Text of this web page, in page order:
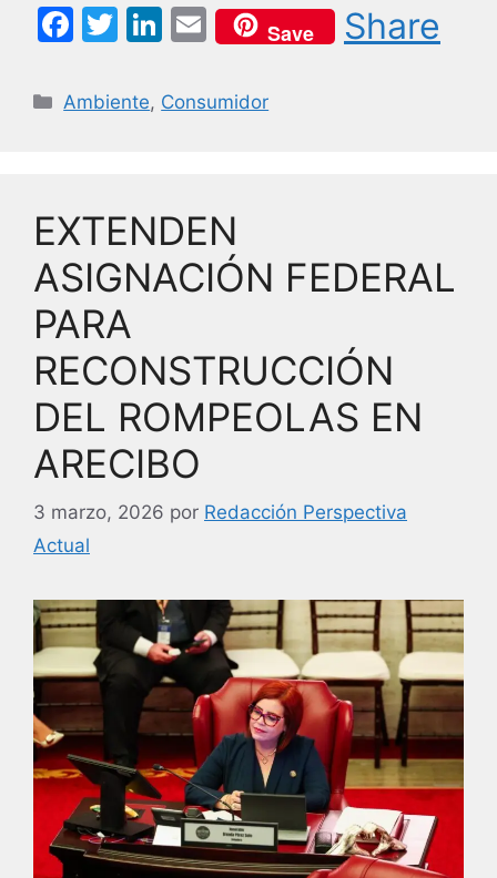
F
c
o
k
T
itt
Li
k
E
m
ai
Save Share
Categorías
Ambiente, Consumidor
EXTENDEN
ASIGNACIÓN FEDERAL
PARA
RECONSTRUCCIÓN
DEL ROMPEOLAS EN
ARECIBO
3 marzo, 2026 por Redacción Perspectiva
Actual